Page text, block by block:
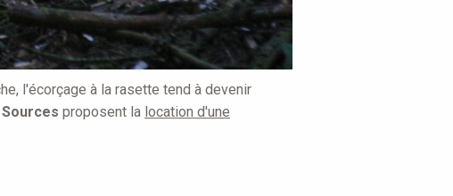
l'écorçage à la rasette tend à devenir
proposent la location d'une